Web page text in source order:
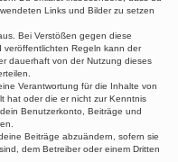
Links und Bilder zu setzen
Bei Verstößen gegen diese
Regeln kann der
dauerhaft von der Nutzung dieses
Verantwortung für die Inhalte von
hat oder die er nicht zur Kenntnis
Benutzerkonto, Beiträge und
Beiträge abzuändern, sofern sie
dem Betreiber oder einem Dritten